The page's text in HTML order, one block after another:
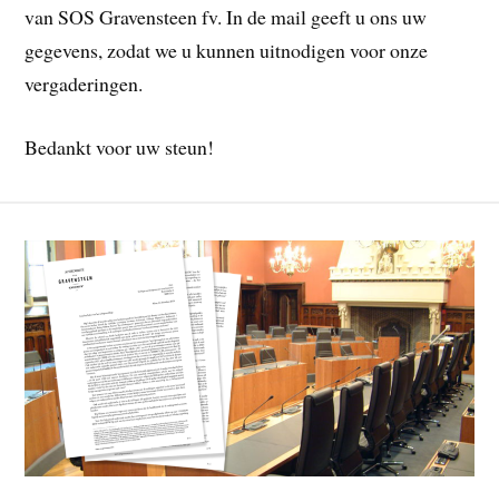
van SOS Gravensteen fv. In de mail geeft u ons uw
gegevens, zodat we u kunnen uitnodigen voor onze
vergaderingen.
Bedankt voor uw steun!